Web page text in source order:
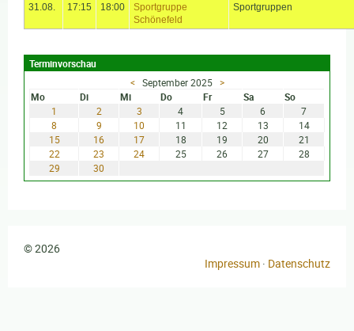
31.08. 17:15 18:00
Sportgruppe
Schönefeld
Sportgruppen
Terminvorschau
< September 2025>
Mo
Di Mi Do Fr Sa
So
1
2 3 4 5 6
7
8
9 10 11 12 13
14
15
16 17 18 19 20
21
22
23 24 25 26 27
28
29
30
© 2026
Impressum · Datenschutz